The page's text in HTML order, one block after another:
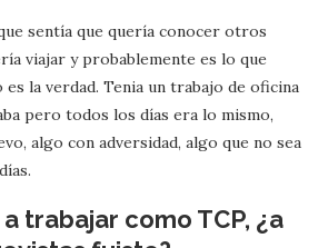
sentía que quería conocer otros
viajar y probablemente es lo que
la verdad. Tenia un trabajo de oficina
pero todos los días era lo mismo,
algo con adversidad, algo que no sea
trabajar como TCP, ¿a